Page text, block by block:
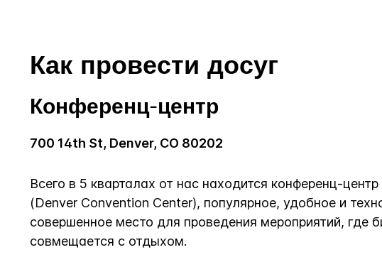
Как провести досуг
Конференц-центр
700 14th St, Denver, CO 80202
Всего в 5 кварталах от нас находится конференц-
(Denver Convention Center), популярное, удобное и
совершенное место для проведения мероприятий, где
совмещается с отдыхом.